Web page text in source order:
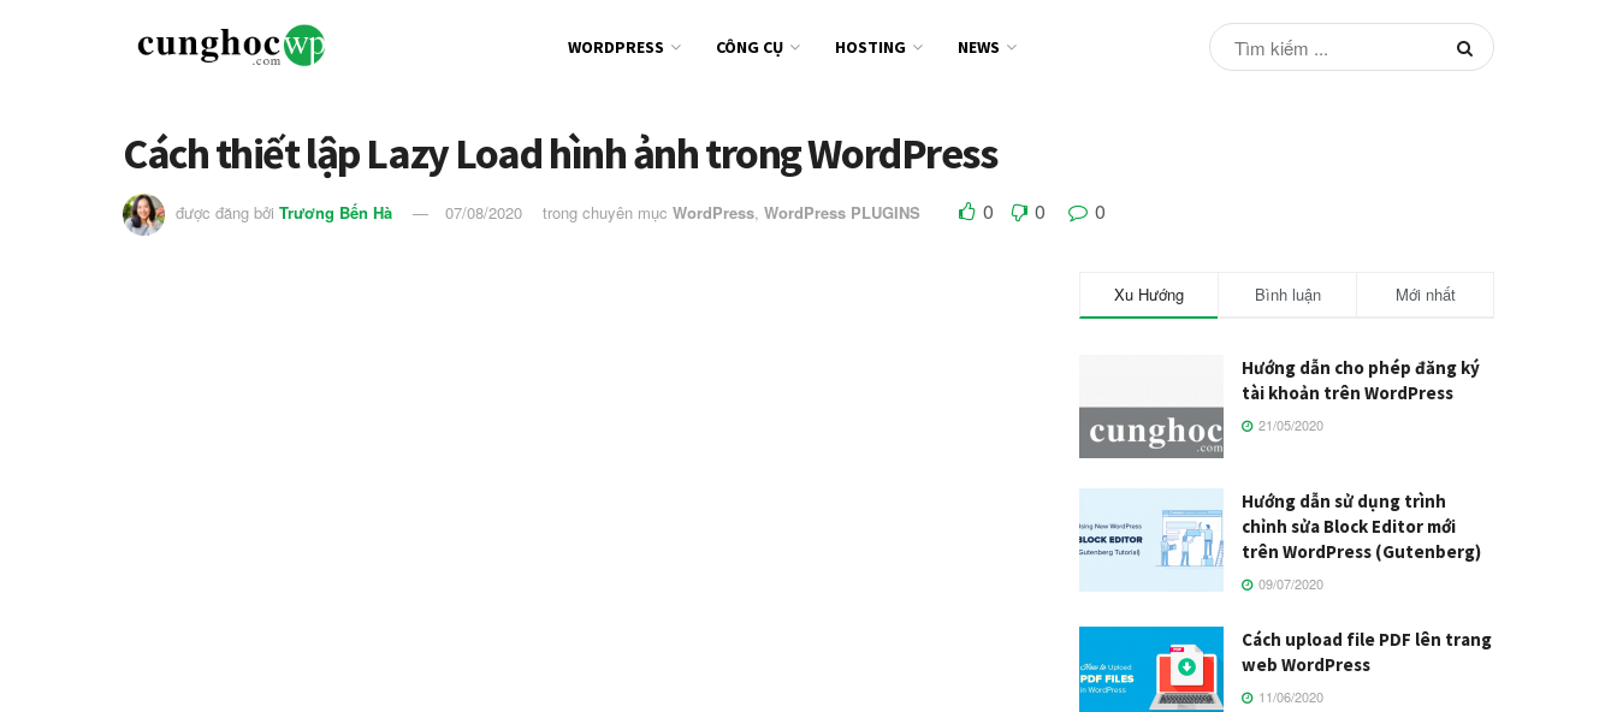
WORDPRESS CÔNG CỤ HOSTING NEWS
Cách thiết lập Lazy Load hình ảnh trong WordPress
được đăng bởi Trương Bến Hà 07/08/2020 trong chuyên mục WordPress, WordPress PLUGINS 0 0 0
Xu Hướng Bình luận Mới nhất
Hướng dẫn cho phép đăng ký
tài khoản trên WordPress
21/05/2020
Hướng dẫn sử dụng trình
chỉnh sửa Block Editor mới
trên WordPress (Gutenberg)
09/07/2020
Cách upload file PDF lên trang
web WordPress
11/06/2020